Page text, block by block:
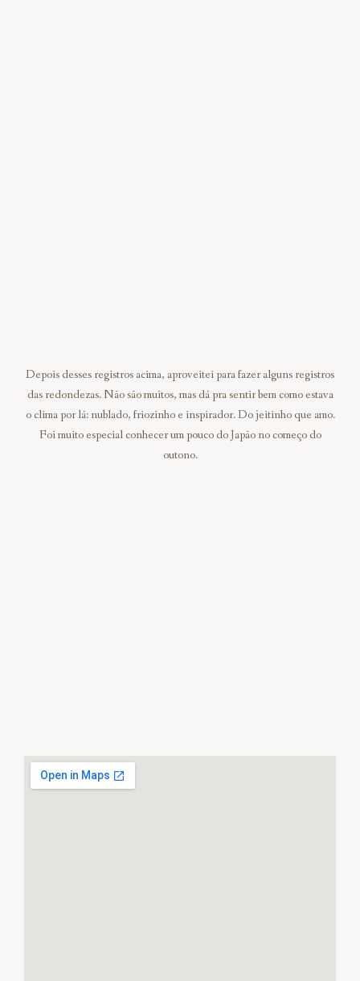
Depois desses registros acima, aproveitei para fazer alguns registros
das redondezas. Não são muitos, mas dá pra sentir bem como estava
o clima por lá: nublado, friozinho e inspirador. Do jeitinho que amo.
Foi muito especial conhecer um pouco do Japão no começo do
outono.